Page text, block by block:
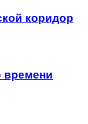
коридор
времени